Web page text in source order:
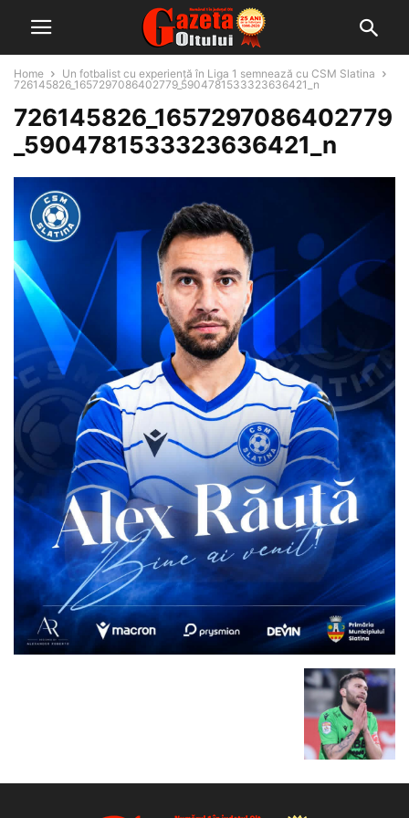
Home
Un fotbalist cu experiență în Liga 1 semnează cu CSM Slatina
726145826_1657297086402779_5904781533323636421_n
726145826_1657297086402779
_5904781533323636421_n